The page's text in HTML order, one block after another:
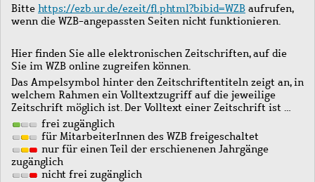
Bitte https://ezb.ur.de/ezeit/fl.phtml?bibid=WZB aufrufen,
wenn die WZB-angepassten Seiten nicht funktionieren.
Hier finden Sie alle elektronischen Zeitschriften, auf die
Sie im WZB online zugreifen können.
Das Ampelsymbol hinter den Zeitschriftentiteln zeigt an, in
welchem Rahmen ein Volltextzugriff auf die jeweilige
Zeitschrift möglich ist. Der Volltext einer Zeitschrift ist …
frei zugänglich
für MitarbeiterInnen des WZB freigeschaltet
nur für einen Teil der erschienenen Jahrgänge
zugänglich
nicht frei zugänglich